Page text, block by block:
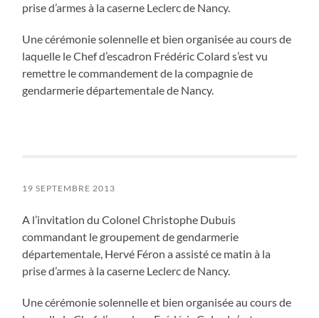
prise d’armes à la caserne Leclerc de Nancy.
Une cérémonie solennelle et bien organisée au cours de
laquelle le Chef d’escadron Frédéric Colard s’est vu
remettre le commandement de la compagnie de
gendarmerie départementale de Nancy.
19 SEPTEMBRE 2013
A l’invitation du Colonel Christophe Dubuis
commandant le groupement de gendarmerie
départementale, Hervé Féron a assisté ce matin à la
prise d’armes à la caserne Leclerc de Nancy.
Une cérémonie solennelle et bien organisée au cours de